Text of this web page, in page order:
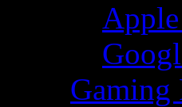
Gaming